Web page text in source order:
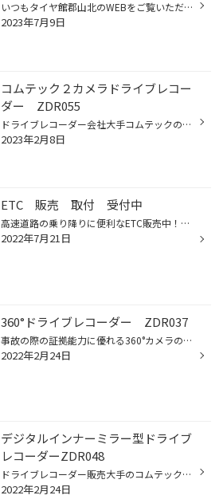
いつもタイヤ館郡山北のWEBをご覧いただきありがとうございます 今日は こちらのお車にドライブレコーダーを取り付けさせて頂きました！ MITSUBISHI エクリプスクロス です！ なんと タイヤ館郡山北のWEBの商品情報を見てご来店いただきました オーナーのY様ありがとうございます！ 今回取り付けた...
2023年7月9日
コムテック２カメラドライブレコー
ダー ZDR055
ドライブレコーダー会社大手コムテックの２カメラドライブレコーダー入荷 その名も ZDR 055 特筆すべきは なんといっても 夜間の撮影能力！ ZDR035に搭載されているセンサーのSTARVIS その進化系のセンサーSTARVIS 2を搭載！ STARVIS 2のおかげで夜間などの低照度下でも鮮明な映像を撮影可能 取り逃...
2023年2月8日
ETC 販売 取付 受付中
高速道路の乗り降りに便利なETC販売中！！ 2007年以前のETCは2022年12月1日以降使えなくなってしまいますし 2030年近辺にはセキュリティ強化のため使えなくなってしまう機種も多いです！ タイヤ館郡山北では無料でETCの点検を行います さらにタイヤ館郡山北ならETCセットアップや 車への取り付けも...
2022年7月21日
360°ドライブレコーダー ZDR037
事故の際の証拠能力に優れる360°カメラのドライブレコーダー！ 中でもコムテックの360°ドライブレコーダー ZDR037は 業界トップクラスの800万画素で映像がキレイで 今までの360°カメラが苦手としていたナンバーの読み取りもできる優れもの！ さらに夜間もキレイに撮影できるSTARVISを搭載していたり...
2022年2月24日
デジタルインナーミラー型ドライブ
レコーダーZDR048
ドライブレコーダー販売大手のコムテックからデジタルインナーミラー型ドライブレコーダー登場！ デジタルインナーミラー機能も搭載しているので 後部座席に同乗者がいたり、トランクの積荷などで後方視界が見えにくい状態でも、リヤウインドウに取付けたリヤカメラの映像で視界を確保。11.88インチ...
2022年2月24日